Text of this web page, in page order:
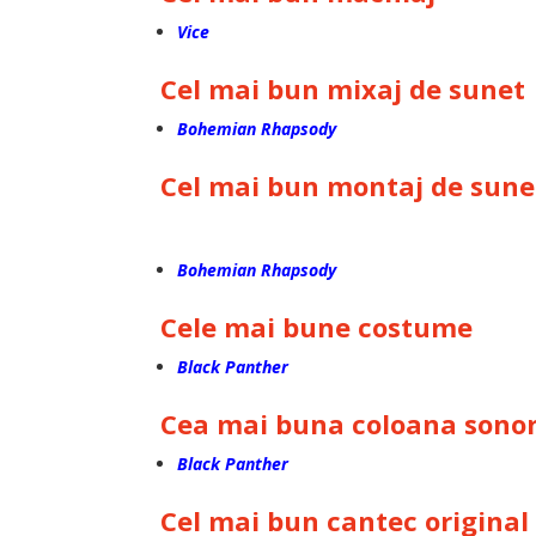
Vice
Cel mai bun mixaj de sunet
Bohemian Rhapsody
Cel mai bun montaj de
Bohemian Rhapsody
Cele mai bune costume
Black Panther
Cea mai buna coloana
Black Panther
Cel mai bun cantec original